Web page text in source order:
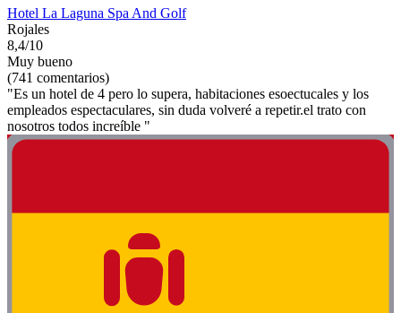
Hotel La Laguna Spa And Golf
Rojales
8,4/10
Muy bueno
(741 comentarios)
"Es un hotel de 4 pero lo supera, habitaciones esoectucales y los
empleados espectaculares, sin duda volveré a repetir.el trato con
nosotros todos increíble "